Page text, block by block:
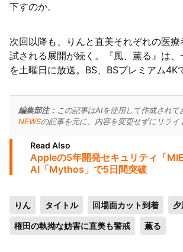
下すのか。
次回以降も、りんと直美それぞれの医
試される展開が続く。『風、薫る』は、
を土曜日に放送。BS、BSプレミアム4K
編集部注： この記事はAIを使用して作成されて
NEWSの記事を元に、内容を変更せずにリライ
Read Also
Appleの5年開発セキュリティ「MIE
AI「Mythos」で5日間突破
りん タイトル 回場面カット到着
権田の執拗な妨害に直美も警戒 薫る